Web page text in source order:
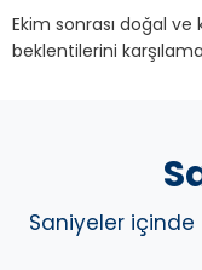
Ekim sonrası doğal ve
beklentilerini
Saniyeler içinde